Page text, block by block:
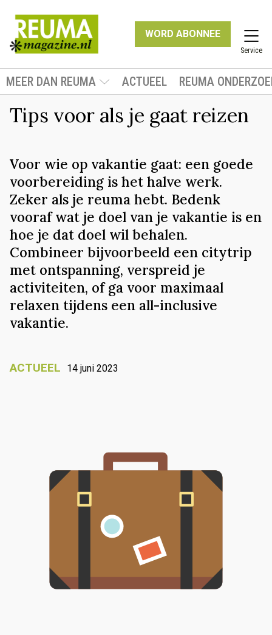
WORD ABONNEE
Service
MEER DAN REUMA ACTUEEL REUMA
Tips voor als je gaat reizen
Voor wie op vakantie gaat: een goede
voorbereiding is het halve werk.
Zeker als je reuma hebt. Bedenk
vooraf wat je doel van je vakantie is en
hoe je dat doel wil behalen.
Combineer bijvoorbeeld een citytrip
met ontspanning, verspreid je
activiteiten, of ga voor maximaal
relaxen tijdens een all-inclusive
vakantie.
ACTUEEL 14 juni 2023